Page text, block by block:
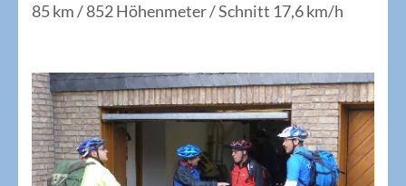
85 km / 852 Höhenmeter / Schnitt 17,6 km/h